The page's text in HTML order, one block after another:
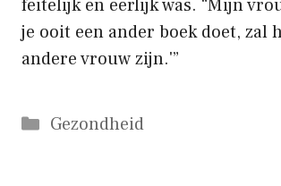
feitelijk en eerlijk was. “Mijn
je ooit een ander boek doet, zal
andere vrouw zijn.'”
Categorieën
Gezondheid